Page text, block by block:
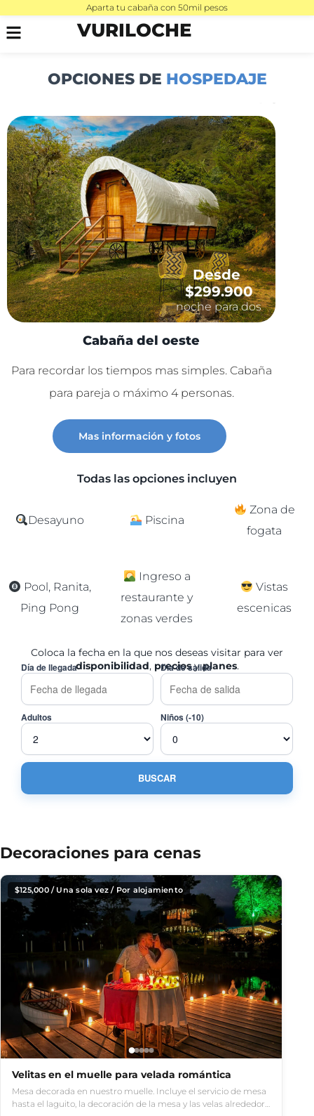
Aparta tu cabaña con 50mil pesos
VURILOCHE
OPCIONES DE HOSPEDAJE
Desde
$299.900
noche para dos
Cabaña del oeste
Para recordar los tiempos mas simples. Cabaña
para pareja o máximo 4 personas.
Mas información y fotos
Todas las opciones incluyen
Desayuno Piscina
Zona de
fogata
Pool, Ranita,
Ping Pong
Ingreso a
restaurante y
zonas verdes
Vistas
escenicas
Coloca la fecha en la que nos deseas visitar para ver
disponibilidad, preciosyplanes.
Día de llegada Día de salida
Adultos Niños (-10)
Decoraciones para cenas
$125,000/ Una sola vez / Por alojamiento
Velitas en el muelle para velada romántica
Mesa decorada en nuestro muelle. Incluye el servicio de mesa
hasta el laguito, la decoración de la mesa y las velas alrededor…